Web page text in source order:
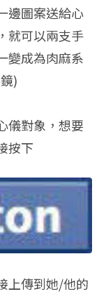
邊圖案送給心
就可以兩支手
變成為肉麻系
)
儀對象，想要
按下
上傳到她/他的